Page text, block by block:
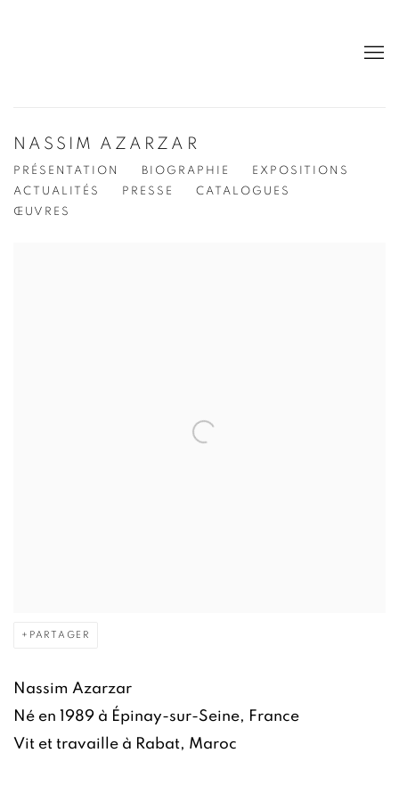
NASSIM AZARZAR
PRÉSENTATION BIOGRAPHIE
EXPOSITIONS
ACTUALITÉS
PRESSE
CATALOGUES
ŒUVRES
PARTAGER
Nassim Azarzar
Né en 1989 à Épinay-sur-Seine, France
Vit et travaille à Rabat, Maroc